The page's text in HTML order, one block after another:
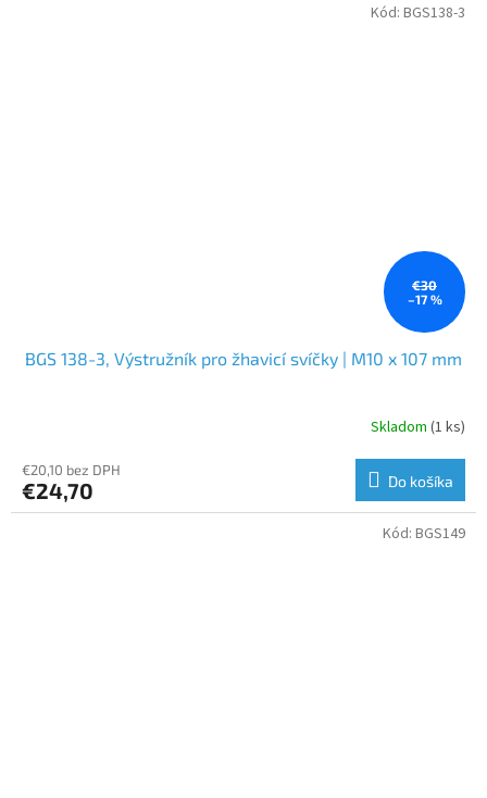
€30
–17 %
BGS 138-3, Výstružník pro žhavicí svíčky | M10 x 107 mm
Skladom (1 ks)
€20,10 bez DPH
€24,70 Do košíka
Kód: BGS138-3
Kód: BGS149